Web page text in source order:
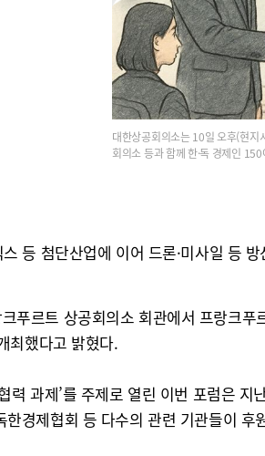
대한상공회의소는 10일 오후(현지
회의소 등과 함께 한·독 경제인
등 첨단산업에 이어 드론·미사일 등
푸르트 상공회의소 회관에서 프랑크
최했다고 밝혔다.
력 과제’를 주제로 열린 이번 포럼은
경제협회 등 다수의 관련 기관들이